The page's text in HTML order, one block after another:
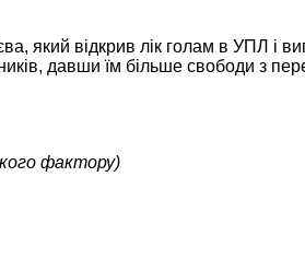
який відкрив лік голам в УПЛ і
давши їм більше свободи з
фактору)